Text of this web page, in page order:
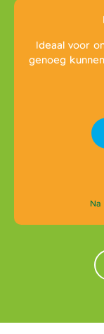
Ideaal voor
genoeg
Na